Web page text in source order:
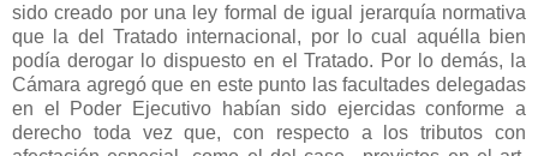
sido creado por una ley formal de igual jerarquía normativa
que la del Tratado internacional, por lo cual aquélla bien
podía derogar lo dispuesto en el Tratado. Por lo demás,
la
Cámara agregó que en este punto las facultades delegadas
en el Poder Ejecutivo habían sido ejercidas conforme a
derecho toda vez que, con respecto a los tributos con